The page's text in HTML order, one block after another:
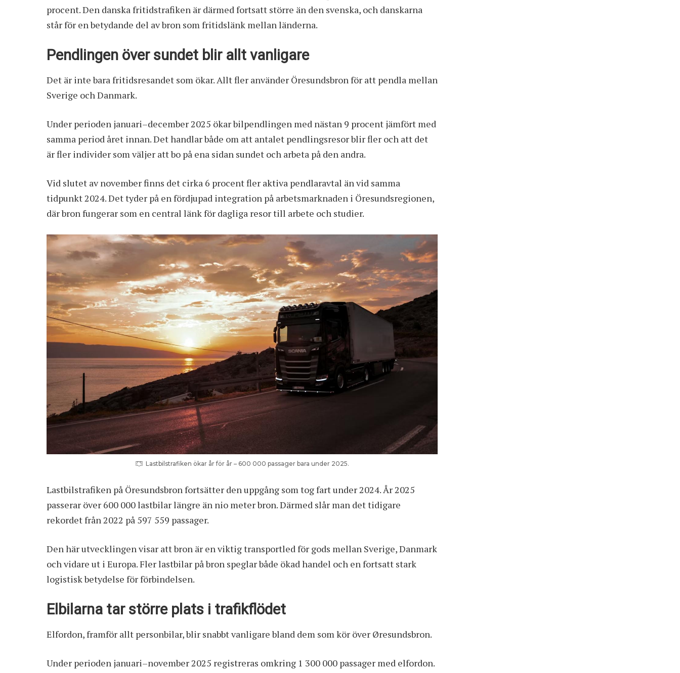
procent. Den danska fritidstrafiken är därmed fortsatt större än den svenska, och danskarna
står för en betydande del av bron som fritidslänk mellan länderna.
Pendlingen över sundet blir allt vanligare
Det är inte bara fritidsresandet som ökar. Allt fler använder Öresundsbron för att pendla mellan
Sverige och Danmark.
Under perioden januari–december 2025 ökar bilpendlingen med nästan 9 procent jämfört med
samma period året innan. Det handlar både om att antalet pendlingsresor blir fler och att det
är fler individer som väljer att bo på ena sidan sundet och arbeta på den andra.
Vid slutet av november finns det cirka 6 procent fler aktiva pendlaravtal än vid samma
tidpunkt 2024. Det tyder på en fördjupad integration på arbetsmarknaden i Öresundsregionen,
där bron fungerar som en central länk för dagliga resor till arbete och studier.
Lastbilstrafiken ökar år för år – 600 000 passager bara under 2025.
Lastbilstrafiken på Öresundsbron fortsätter den uppgång som tog fart under 2024. År 2025
passerar över 600 000 lastbilar längre än nio meter bron. Därmed slår man det tidigare
rekordet från 2022 på 597 559 passager.
Den här utvecklingen visar att bron är en viktig transportled för gods mellan Sverige, Danmark
och vidare ut i Europa. Fler lastbilar på bron speglar både ökad handel och en fortsatt stark
logistisk betydelse för förbindelsen.
Elbilarna tar större plats i trafikflödet
Elfordon, framför allt personbilar, blir snabbt vanligare bland dem som kör över Øresundsbron.
Under perioden januari–november 2025 registreras omkring 1 300 000 passager med elfordon.